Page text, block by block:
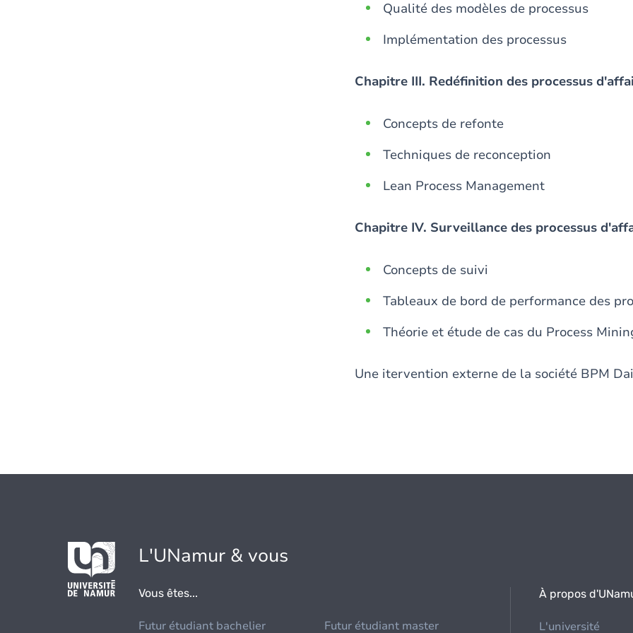
Qualité des modèles de processus
Implémentation des processus
Chapitre III. Redéfinition des processus
Concepts de refonte
Techniques de reconception
Lean Process Management
Chapitre IV. Surveillance des processus
Concepts de suivi
Tableaux de bord de performance des
Théorie et étude de cas du Process
Une itervention externe de la société BPM
L'UNamur & vous
Vous êtes...
Futur étudiant bachelier Futur étudiant master
À propos
L'université